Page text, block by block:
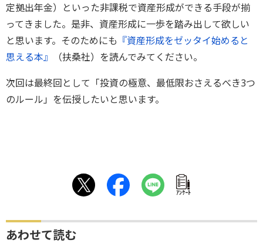
定拠出年金）といった非課税で資産形成ができる手段が揃
ってきました。是非、資産形成に一歩を踏み出して欲しい
と思います。そのためにも 『資産形成をゼッタイ始めると
思える本』
（扶桑社）を読んでみてください。
次回は最終回として「投資の極意、最低限おさえるべき3つ
のルール」を伝授したいと思います。
ｱﾝｹｰﾄ
あわせて読む